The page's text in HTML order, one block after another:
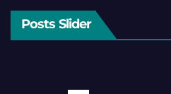
Posts Slider